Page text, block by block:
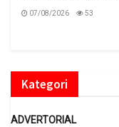
07/08/2026 53
Kategori
ADVERTORIAL